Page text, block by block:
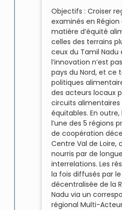
Objectifs : Croiser
examinés en
matière d’équité
celles des terrains
ceux du Tamil Nadu
l’innovation n’est
pays du Nord, et ce
politiques
des acteurs locaux
circuits
équitables. En
l’une des 5 régions
de coopération
Centre Val de Loire,
nourris par de
interrelations. Les
la fois diffusés par
décentralisée de la
Nadu via un
régional Multi-